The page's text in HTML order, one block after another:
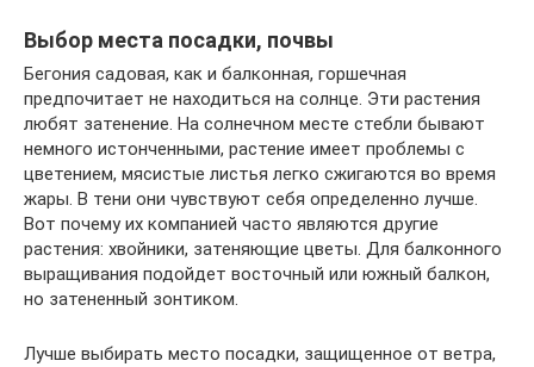
Выбор места посадки, почвы
Бегония садовая, как и балконная, горшечная
предпочитает не находиться на солнце. Эти растения
любят затенение. На солнечном месте стебли бывают
немного истонченными, растение имеет проблемы с
цветением, мясистые листья легко сжигаются во время
жары. В тени они чувствуют себя определенно лучше.
Вот почему их компанией часто являются другие
растения: хвойники, затеняющие цветы. Для балконного
выращивания подойдет восточный или южный балкон,
но затененный зонтиком.
Лучше выбирать место посадки, защищенное от ветра,